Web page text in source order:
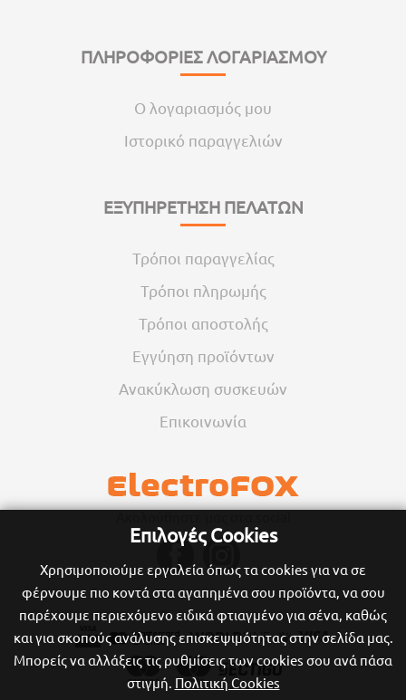
ΠΛΗΡΟΦΟΡΙΕΣ ΛΟΓΑΡΙΑΣΜΟΥ
Ο λογαριασμός μου
Ιστορικό παραγγελιών
ΕΞΥΠΗΡΕΤΗΣΗ ΠΕΛΑΤΩΝ
Τρόποι παραγγελίας
Τρόποι πληρωμής
Τρόποι αποστολής
Εγγύηση προϊόντων
Ανακύκλωση συσκευών
Επικοινωνία
Επιλογές Cookies
Χρησιμοποιούμε εργαλεία όπως τα cookies για να σε
φέρνουμε πιο κοντά στα αγαπημένα σου προϊόντα, να σου
παρέχουμε περιεχόμενο ειδικά φτιαγμένο για σένα, καθώς
και για σκοπούς ανάλυσης επισκεψιμότητας στην σελίδα μας.
Μπορείς να αλλάξεις τις ρυθμίσεις των cookies σου ανά πάσα
στιγμή. Πολιτική Cookies